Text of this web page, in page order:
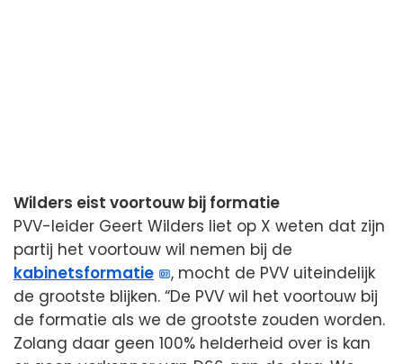
Wilders eist voortouw bij formatie
PVV-leider Geert Wilders liet op X weten dat zijn
partij het voortouw wil nemen bij de
kabinetsformatie
, mocht de PVV uiteindelijk
de grootste blijken. “De PVV wil het voortouw bij
de formatie als we de grootste zouden worden.
Zolang daar geen 100% helderheid over is kan